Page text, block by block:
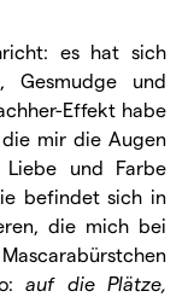
es hat sich
Gesmudge und
Effekt habe
mir die Augen
und Farbe
befindet sich in
die mich bei
auf die Plätze,